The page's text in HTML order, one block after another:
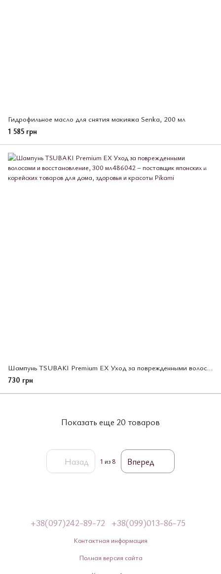
Гидрофильное масло для снятия макияжа Senka, 200 мл
1 585 грн
Шампунь TSUBAKI Premium EX Уход за поврежденными волосами и восстановление, 300 мл
730 грн
Показать еще 20 товаров
Назад 1 из 8 Вперед
+38(097)242-89-72 +38(099)013-86-75
Контактная информация
Полная версия сайта